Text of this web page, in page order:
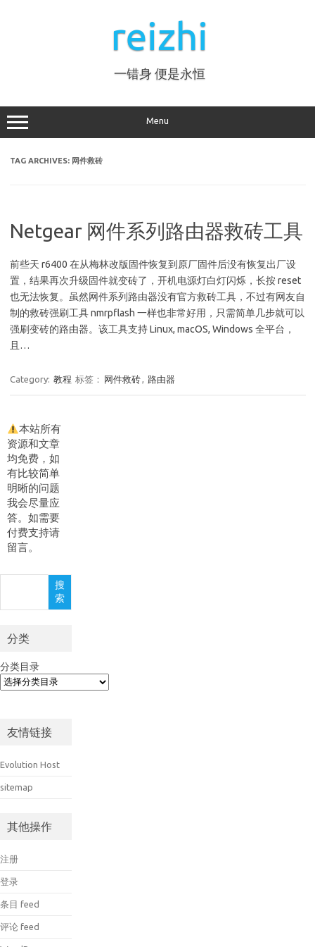
reizhi
一错身 便是永恒
Menu
TAG ARCHIVES: 网件救砖
Netgear 网件系列路由器救砖工具
前些天 r6400 在从梅林改版固件恢复到原厂固件后没有恢复出厂设
置，结果再次升级固件就变砖了，开机电源灯白灯闪烁，长按 reset
也无法恢复。虽然网件系列路由器没有官方救砖工具，不过有网友自
制的救砖强刷工具 nmrpflash 一样也非常好用，只需简单几步就可以
强刷变砖的路由器。该工具支持 Linux, macOS, Windows 全平台，
且…
Category: 教程 标签： 网件救砖, 路由器
本站所有
资源和文章
均免费，如
有比较简单
明晰的问题
我会尽量应
答。如需要
付费支持请
留言。
搜
索
分类
分类目录
友情链接
Evolution Host
sitemap
其他操作
注册
登录
条目 feed
评论 feed